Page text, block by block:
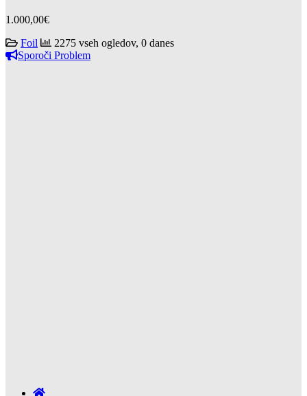
1.000,00€
Foil
2275 vseh ogledov, 0 danes
Sporoči Problem